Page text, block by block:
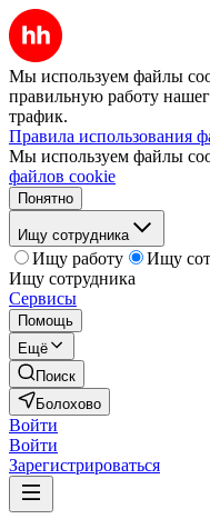
Мы используем файлы
правильную работу
трафик.
Правила использования
Мы используем файлы
файлов cookie
Понятно
Ищу сотрудника
Ищу работу
Ищу
Ищу сотрудника
Сервисы
Помощь
Ещё
Поиск
Болохово
Войти
Войти
Зарегистрироваться